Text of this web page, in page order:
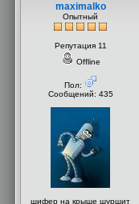
maximalko
Опытный
Репутация 11
Offline
Пол:
Сообщений: 435
шифер на крыше шуршит